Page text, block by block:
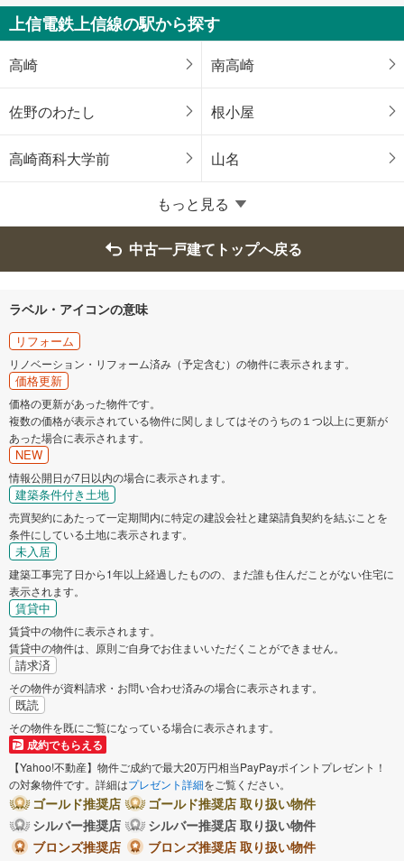
邑楽郡大泉町 邑楽郡邑楽町
上信電鉄上信線の駅から探す
高崎 南高崎
佐野のわたし 根小屋
高崎商科大学前 山名
もっと見る
中古一戸建てトップへ戻る
ラベル・アイコンの意味
リフォーム
リノベーション・リフォーム済み（予定含む）の物件に表示されます。
価格更新
価格の更新があった物件です。
複数の価格が表示されている物件に関しましてはそのうちの１つ以上に更新が
あった場合に表示されます。
NEW
情報公開日が7日以内の場合に表示されます。
建築条件付き土地
売買契約にあたって一定期間内に特定の建設会社と建築請負契約を結ぶことを
条件にしている土地に表示されます。
未入居
建築工事完了日から1年以上経過したものの、まだ誰も住んだことがない住宅に
表示されます。
賃貸中
賃貸中の物件に表示されます。
賃貸中の物件は、原則ご自身でお住まいいただくことができません。
請求済
その物件が資料請求・お問い合わせ済みの場合に表示されます。
既読
その物件を既にご覧になっている場合に表示されます。
成約でもらえる
【Yahoo!不動産】物件ご成約で最大20万円相当PayPayポイントプレゼント！
の対象物件です。詳細はプレゼント詳細をご覧ください。
ゴールド推奨店
ゴールド推奨店 取り扱い物件
シルバー推奨店
シルバー推奨店 取り扱い物件
ブロンズ推奨店
ブロンズ推奨店 取り扱い物件